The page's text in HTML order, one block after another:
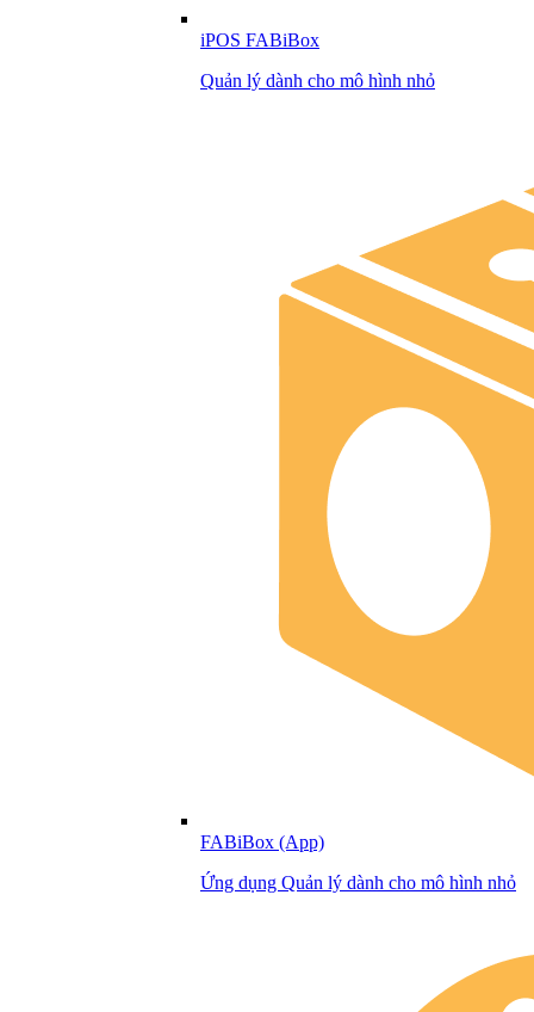
iPOS FABiBox
Quản lý dành cho mô hình nhỏ
FABiBox (App)
Ứng dụng Quản lý dành cho mô hình nhỏ